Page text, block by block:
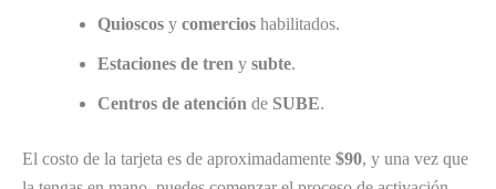
Quioscos y comercios habilitados.
Estaciones de tren y subte.
Centros de atención de SUBE.
El costo de la tarjeta es de aproximadamente $90, y una vez que